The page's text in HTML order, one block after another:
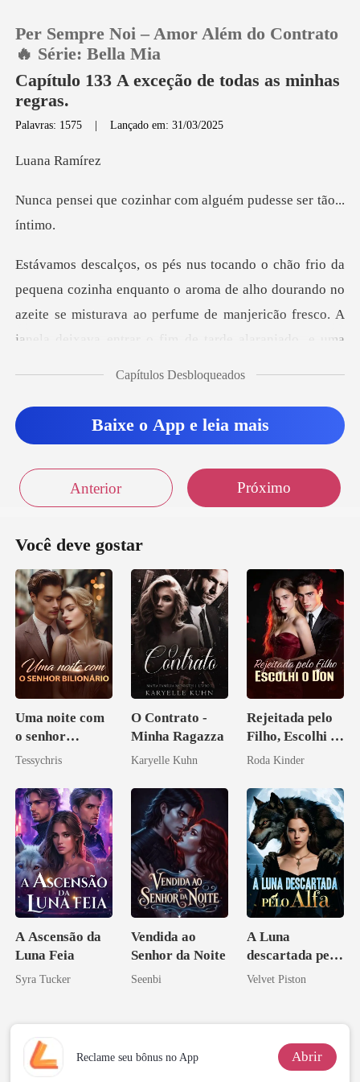
Loja
Histórico
Sair
Baixar App
Per Sempre Noi – Amor Além do Contrato
🔥 Série: Bella Mia
Capítulo 133 A exceção de todas as minhas
regras.
Palavras: 1575 |Lançado em: 31/03/2025
a Ra
nhar com alguém pudes
alho dourando no
azeite se misturava ao perfume de manjericão fresco. A
janela deixava en
Capítulos Desbloqueados
Baixe o App e leia mais
Anterior Próximo
Você deve gostar
Uma noite com
o senhor
Bilionário
Tessychris
O Contrato -
Minha Ragazza
Karyelle Kuhn
Rejeitada pelo
Filho, Escolhi o
Don
Roda Kinder
A Ascensão da
Luna Feia
Syra Tucker
Vendida ao
Senhor da Noite
Seenbi
A Luna
descartada pelo
Alfa
Velvet Piston
Reclame seu bônus no App Abrir